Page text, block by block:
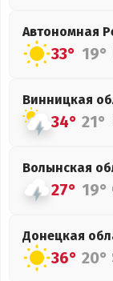
Автономная
33° 19°
Винницкая
34° 21°
Волынская
27° 19°
Донецкая
36° 20°